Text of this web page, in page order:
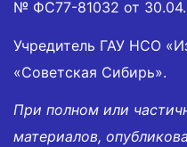
№ ФС77-81032 от
Учредитель ГАУ НСО
«Советская Сибирь».
При полном или
материалов,